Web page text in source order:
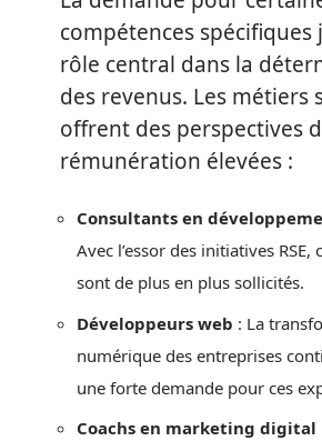
compétences spécifiques
rôle central dans la
des revenus. Les métiers
offrent des perspectives
rémunération élevées :
Consultants en
Avec l’essor des initiatives RSE,
sont de plus en plus sollicités.
Développeurs web : La
numérique des entreprises
une forte demande pour ces
Coachs en marketing digital